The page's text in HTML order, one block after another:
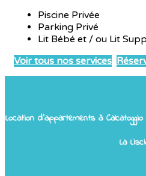
Piscine Privée
Parking Privé
Lit Bébé et / ou Lit
Voir tous nos services
Location d'appartements à
La